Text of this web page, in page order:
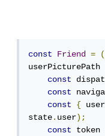
const Friend =
const
const
const
{
state.user);
const